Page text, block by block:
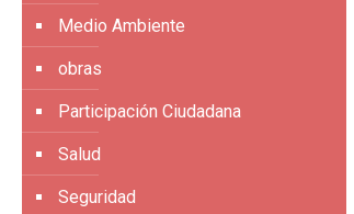
Medio Ambiente
obras
Participación Ciudadana
Salud
Seguridad